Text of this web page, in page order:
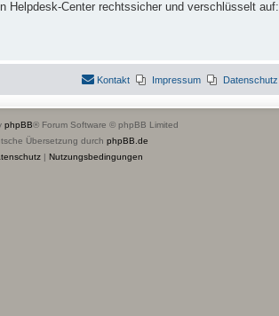
Helpdesk-Center rechtssicher und verschlüsselt auf:
Datenschutz
Impressum
Kontakt
phpBB® Forum Software © phpBB Limited
Übersetzung durch phpBB.de
| Nutzungsbedingungen